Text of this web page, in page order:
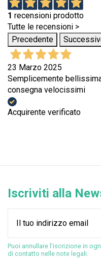
1 recensioni prodotto
Tutte le recensioni >
Precedente
23 Marzo 2025
Semplicemente
consegna velocissimi
Acquirente verificato
Iscriviti alla
Puoi annullare l'iscrizione in
di contatto nelle note legali.